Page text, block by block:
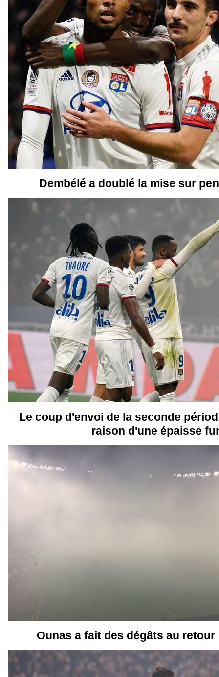
Dembélé a doublé la mise sur
Le coup d'envoi de la seconde
raison d'une épaisse
Ounas a fait des dégâts au